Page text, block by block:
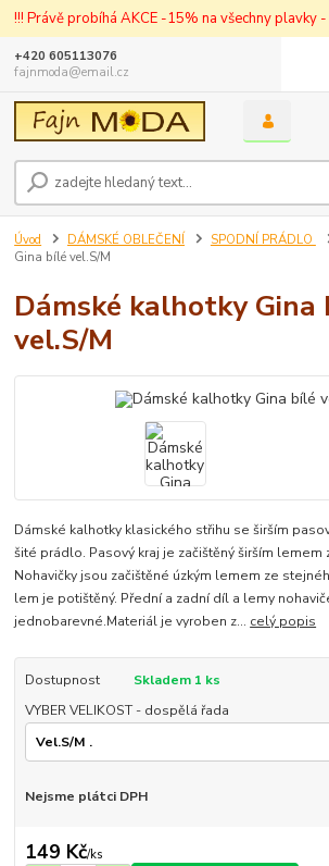
!!! Právě probíhá AKCE -15% na všechny plavky
+420 605113076
fajnmoda@email.cz
Úvod DÁMSKÉ OBLEČENÍ SPODNÍ PRÁDLO
Gina bílé vel.S/M
Dámské kalhotky Gina
vel.S/M
Dámské kalhotky klasického střihu se širším
šité prádlo. Pasový kraj je začištěný širším
Nohavičky jsou začištěné úzkým lemem ze
lem je potištěný. Přední a zadní díl a lemy
jednobarevné.Materiál je vyroben z... celý popis
Dostupnost
Skladem 1 ks
VYBER VELIKOST - dospělá řada
Nejsme plátci DPH
149 Kč/ks